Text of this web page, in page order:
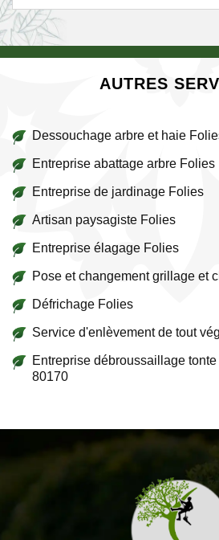
AUTRES
Dessouchage arbre et haie
Entreprise abattage arbre Folies
Entreprise de jardinage Folies
Artisan paysagiste Folies
Entreprise élagage Folies
Pose et changement grillage et
Défrichage Folies
Service d'enlèvement de tout
Entreprise débroussaillage
80170